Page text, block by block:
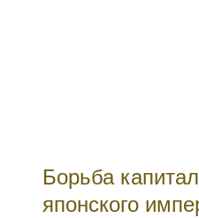
Борьба
японского